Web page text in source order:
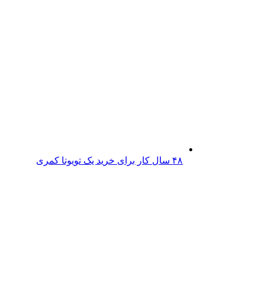
۴۸ سال کار برای خرید یک تویوتا کمری